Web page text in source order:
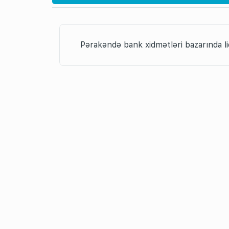
Pərakəndə bank xidmətləri bazarında